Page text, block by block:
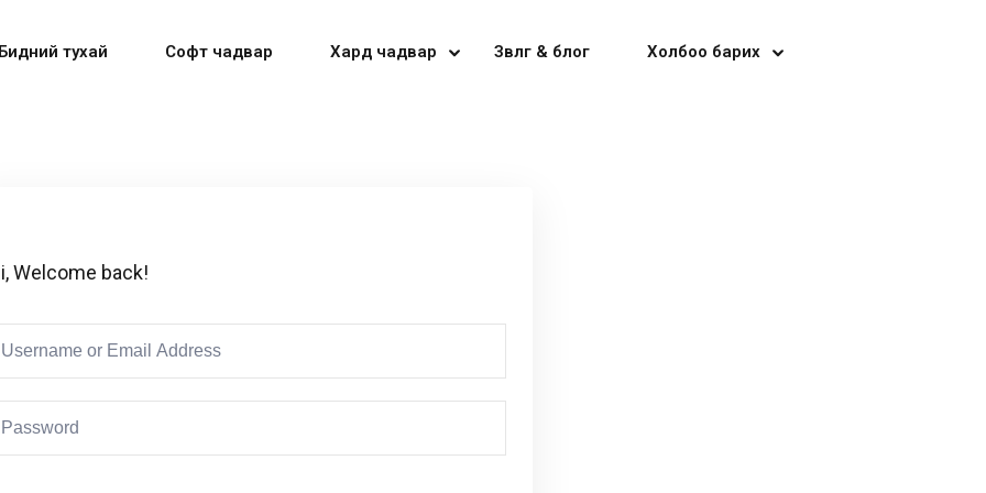
тухай Софт чадвар Хард чадвар Зөвлөгөө & блог Холбоо барих
Welcome back!
Don’t have an account?Sign up